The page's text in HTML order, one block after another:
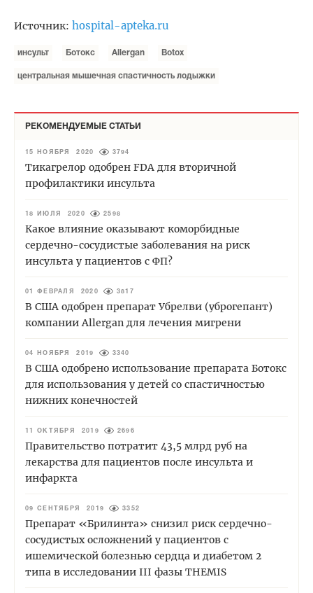
Источник: hospital-apteka.ru
инсульт Ботокс Allergan Botox
центральная мышечная спастичность лодыжки
РЕКОМЕНДУЕМЫЕ СТАТЬИ
15 НОЯБРЯ 2020 3794
Тикагрелор одобрен FDA для вторичной
профилактики инсульта
18 ИЮЛЯ 2020 2598
Какое влияние оказывают коморбидные
сердечно-сосудистые заболевания на риск
инсульта у пациентов с ФП?
01 ФЕВРАЛЯ 2020 3817
В США одобрен препарат Убрелви (уброгепант)
компании Allergan для лечения мигрени
04 НОЯБРЯ 2019 3340
В США одобрено использование препарата Ботокс
для использования у детей со спастичностью
нижних конечностей
11 ОКТЯБРЯ 2019 2696
Правительство потратит 43,5 млрд руб на
лекарства для пациентов после инсульта и
инфаркта
09 СЕНТЯБРЯ 2019 3352
Препарат «Брилинта» снизил риск сердечно-
сосудистых осложнений у пациентов с
ишемической болезнью сердца и диабетом 2
типа в исследовании III фазы THEMIS